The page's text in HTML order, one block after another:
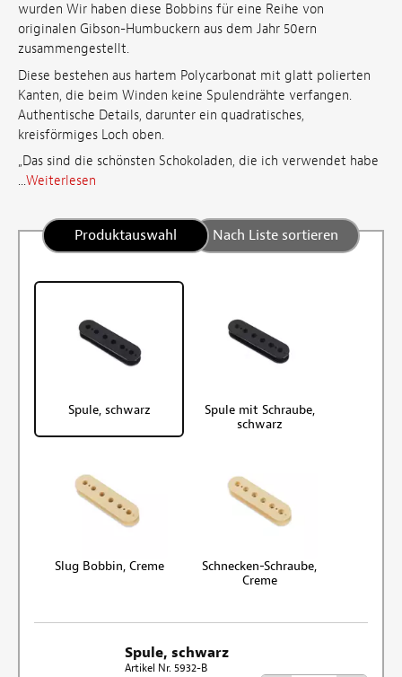
wurden Wir haben diese Bobbins für eine Reihe von
originalen Gibson-Humbuckern aus dem Jahr 50ern
zusammengestellt.
Diese bestehen aus hartem Polycarbonat mit glatt polierten
Kanten, die beim Winden keine Spulendrähte verfangen.
Authentische Details, darunter ein quadratisches,
kreisförmiges Loch oben.
„Das sind die schönsten Schokoladen, die ich verwendet habe
...Weiterlesen
Produktauswahl Nach Liste sortieren
Spule, schwarz
Spule mit Schraube,
schwarz
Slug Bobbin, Creme
Schnecken-Schraube,
Creme
Spule, schwarz
Artikel Nr. 5932-B